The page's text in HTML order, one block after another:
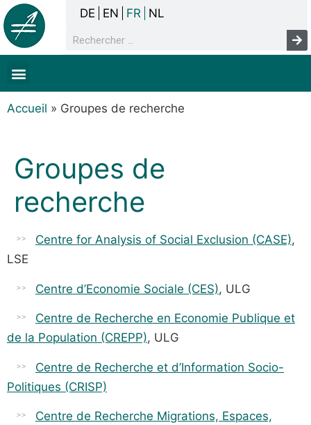
DE EN FR NL
Accueil » Groupes de recherche
Groupes de
recherche
Centre for Analysis of Social Exclusion (CASE),
LSE
Centre d’Economie Sociale (CES), ULG
Centre de Recherche en Economie Publique et
de la Population (CREPP), ULG
Centre de Recherche et d’Information Socio-
Politiques (CRISP)
Centre de Recherche Migrations, Espaces,